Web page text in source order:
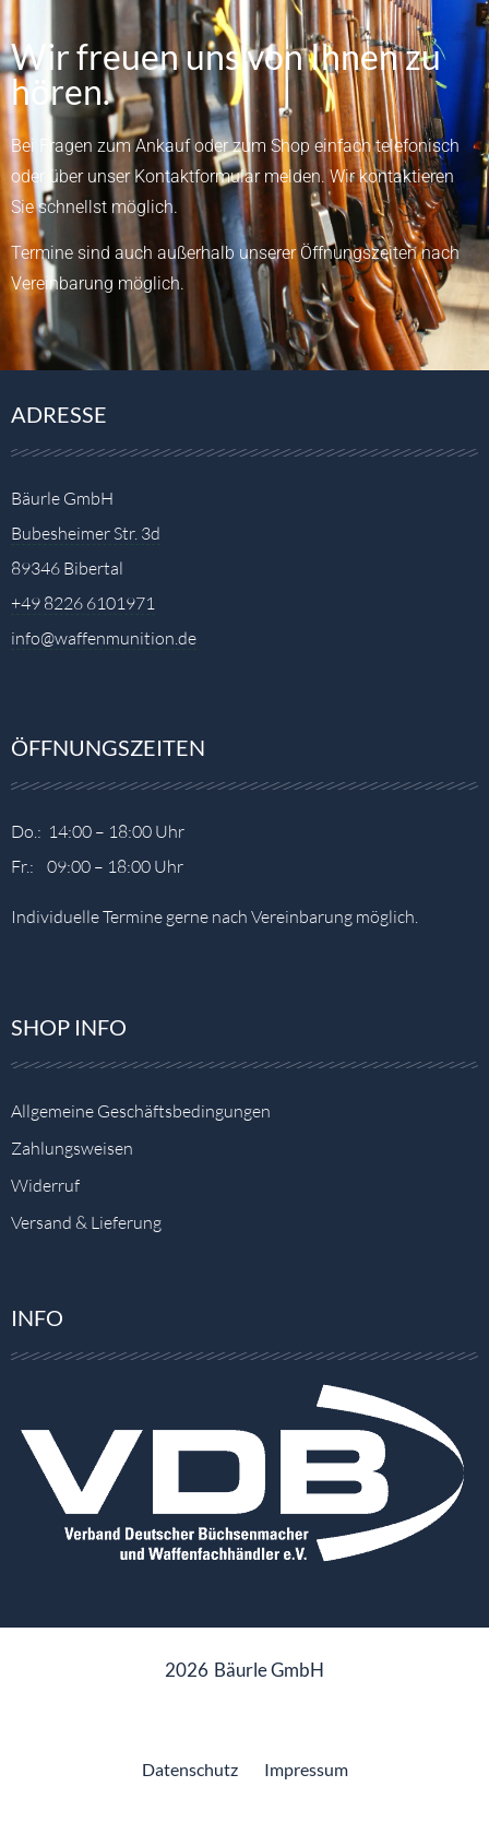
Wir freuen uns von Ihnen zu
hören.
Bei Fragen zum Ankauf oder zum Shop einfach telefonisch
oder über unser Kontaktformularmelden.Wir kontaktieren
Sie schnellst möglich.
Termine sind auch außerhalb unserer Öffnungszeiten nach
Vereinbarung möglich.
ADRESSE
Bäurle GmbH
Bubesheimer Str. 3d
89346 Bibertal
+49 8226 6101971
info@waffenmunition.de
ÖFFNUNGSZEITEN
Do.: 14:00 – 18:00 Uhr
Fr.: 09:00 – 18:00 Uhr
Individuelle Termine gerne nach Vereinbarung möglich.
SHOP INFO
Allgemeine Geschäftsbedingungen
Zahlungsweisen
Widerruf
Versand & Lieferung
INFO
2026 Bäurle GmbH
Datenschutz Impressum